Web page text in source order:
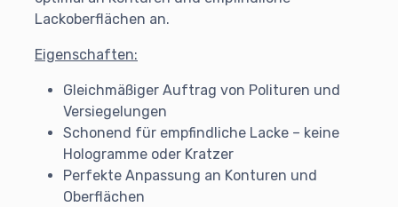
Lackoberflächen an.
Eigenschaften:
Gleichmäßiger Auftrag von Polituren und
Versiegelungen
Schonend für empfindliche Lacke – keine
Hologramme oder Kratzer
Perfekte Anpassung an Konturen und
Oberflächen